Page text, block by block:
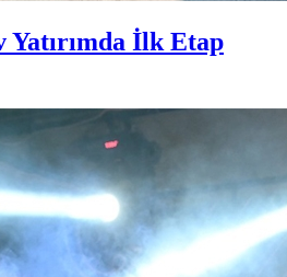
İlk Etap